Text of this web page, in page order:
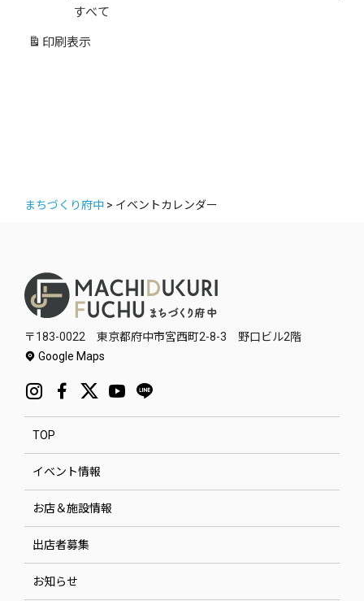
ゴ
リ
すべて
印刷 表示
まちづくり府中 > イベントカレンダー
〒183-0022 東京都府中市宮西町2-8-3 野口ビル2階
Google Maps
TOP
イベント情報
お店＆施設情報
出店者募集
お知らせ